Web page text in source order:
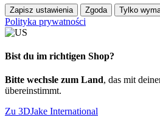
Zapisz ustawienia Zgoda Tylko
Polityka prywatności
Bist du im richtigen Shop?
Bitte wechsle zum Land, das mit
übereinstimmt.
Zu 3DJake International